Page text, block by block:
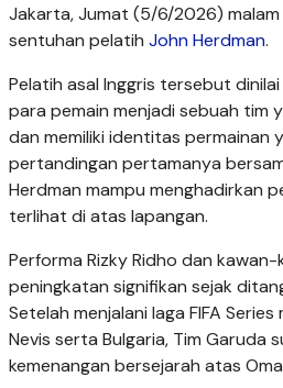
Jakarta, Jumat (5/6/2026) malam
sentuhan pelatih John Herdman.
Pelatih asal Inggris tersebut
para pemain menjadi sebuah tim
dan memiliki identitas permainan
pertandingan pertamanya
Herdman mampu menghadirkan
terlihat di atas lapangan.
Performa Rizky Ridho dan
peningkatan signifikan sejak
Setelah menjalani laga FIFA
Nevis serta Bulgaria, Tim Garuda
kemenangan bersejarah atas